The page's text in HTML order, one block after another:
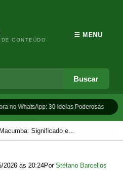
CONTEÚDO
Buscar
☰ MENU
no WhatsApp: 30 Ideias Poderosas
Significado e...
2026 às 20:24Por Stéfano Barcellos